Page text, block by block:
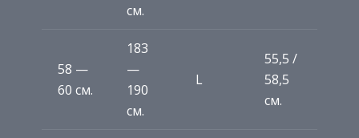
см.
58 —
60 см.
183
—
190
см.
L
55,5 /
58,5
см.